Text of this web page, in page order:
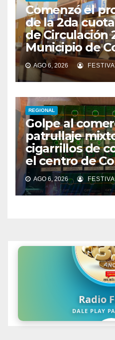
Comenzó el
de la 2da
de Circulación
Municipio de
AGO 6, 2026
REGIONAL
Golpe al
patrullaje
cigarrillos de
el centro de
AGO 6, 2026